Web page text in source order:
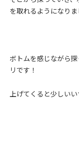
を取れるようになりま
ボトムを感じながら
リです！
上げてくると少しい